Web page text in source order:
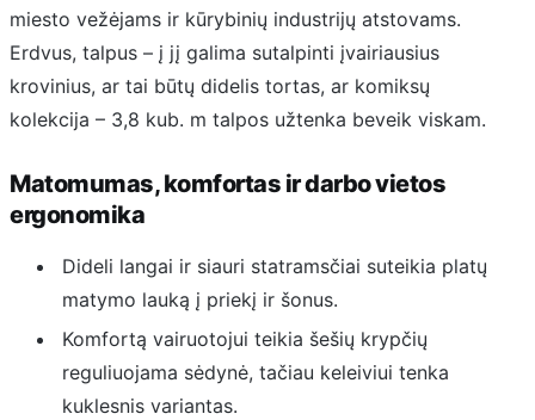
miesto vežėjams ir kūrybinių industrijų atstovams.
Erdvus, talpus – į jį galima sutalpinti įvairiausius
krovinius, ar tai būtų didelis tortas, ar komiksų
kolekcija – 3,8 kub. m talpos užtenka beveik viskam.
Matomumas, komfortas ir darbo vietos
ergonomika
Dideli langai ir siauri statramsčiai suteikia platų
matymo lauką į priekį ir šonus.
Komfortą vairuotojui teikia šešių krypčių
reguliuojama sėdynė, tačiau keleiviui tenka
kuklesnis variantas.